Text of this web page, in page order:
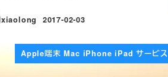
xiaolong
投稿日
2017-02-03
Apple端末 Mac iPhone iPad サービス